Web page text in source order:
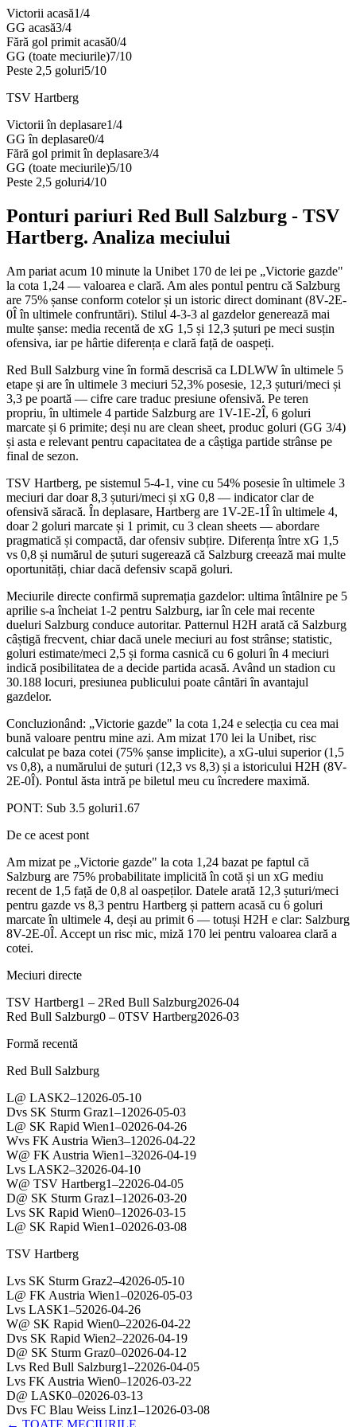
Victorii acasă1/4
GG acasă3/4
Fără gol primit acasă0/4
GG (toate meciurile)7/10
Peste 2,5 goluri5/10
TSV Hartberg
Victorii în deplasare1/4
GG în deplasare0/4
Fără gol primit în deplasare3/4
GG (toate meciurile)5/10
Peste 2,5 goluri4/10
Ponturi pariuri Red Bull Salzburg - TSV
Hartberg. Analiza meciului
Am pariat acum 10 minute la Unibet 170 de lei pe „Victorie gazde"
la cota 1,24 — valoarea e clară. Am ales pontul pentru că Salzburg
are 75% șanse conform cotelor și un istoric direct dominant (8V-2E-
0Î în ultimele confruntări). Stilul 4-3-3 al gazdelor generează mai
multe șanse: media recentă de xG 1,5 și 12,3 șuturi pe meci susțin
ofensiva, iar pe hârtie diferența e clară față de oaspeți.
Red Bull Salzburg vine în formă descrisă ca LDLWW în ultimele 5
etape și are în ultimele 3 meciuri 52,3% posesie, 12,3 șuturi/meci și
3,3 pe poartă — cifre care traduc presiune ofensivă. Pe teren
propriu, în ultimele 4 partide Salzburg are 1V-1E-2Î, 6 goluri
marcate și 6 primite; deși nu are clean sheet, produc goluri (GG 3/4)
și asta e relevant pentru capacitatea de a câștiga partide strânse pe
final de sezon.
TSV Hartberg, pe sistemul 5-4-1, vine cu 54% posesie în ultimele 3
meciuri dar doar 8,3 șuturi/meci și xG 0,8 — indicator clar de
ofensivă săracă. În deplasare, Hartberg are 1V-2E-1Î în ultimele 4,
doar 2 goluri marcate și 1 primit, cu 3 clean sheets — abordare
pragmatică și compactă, dar ofensiv subțire. Diferența între xG 1,5
vs 0,8 și numărul de șuturi sugerează că Salzburg creează mai multe
oportunități, chiar dacă defensiv scapă goluri.
Meciurile directe confirmă supremația gazdelor: ultima întâlnire pe 5
aprilie s-a încheiat 1-2 pentru Salzburg, iar în cele mai recente
dueluri Salzburg conduce autoritar. Patternul H2H arată că Salzburg
câștigă frecvent, chiar dacă unele meciuri au fost strânse; statistic,
goluri estimate/meci 2,5 și forma casnică cu 6 goluri în 4 meciuri
indică posibilitatea de a decide partida acasă. Având un stadion cu
30.188 locuri, presiunea publicului poate cântări în avantajul
gazdelor.
Concluzionând: „Victorie gazde" la cota 1,24 e selecția cu cea mai
bună valoare pentru mine azi. Am mizat 170 lei la Unibet, risc
calculat pe baza cotei (75% șanse implicite), a xG-ului superior (1,5
vs 0,8), a numărului de șuturi (12,3 vs 8,3) și a istoricului H2H (8V-
2E-0Î). Pontul ăsta intră pe biletul meu cu încredere maximă.
PONT: Sub 3.5 goluri1.67
De ce acest pont
Am mizat pe „Victorie gazde" la cota 1,24 bazat pe faptul că
Salzburg are 75% probabilitate implicită în cotă și un xG mediu
recent de 1,5 față de 0,8 al oaspeților. Datele arată 12,3 șuturi/meci
pentru gazde vs 8,3 pentru Hartberg și pattern acasă cu 6 goluri
marcate în ultimele 4, deși au primit 6 — totuși H2H e clar: Salzburg
8V-2E-0Î. Accept un risc mic, miză 170 lei pentru valoarea clară a
cotei.
Meciuri directe
TSV Hartberg1 – 2Red Bull Salzburg2026-04
Red Bull Salzburg0 – 0TSV Hartberg2026-03
Formă recentă
Red Bull Salzburg
L@ LASK2–1 2026-05-10
Dvs SK Sturm Graz1–1 2026-05-03
L@ SK Rapid Wien1–02026-04-26
Wvs FK Austria Wien3–1 2026-04-22
W@ FK Austria Wien1–32026-04-19
Lvs LASK2–32026-04-10
W@ TSV Hartberg1–22026-04-05
D@ SK Sturm Graz1–1 2026-03-20
Lvs SK Rapid Wien0–1 2026-03-15
L@ SK Rapid Wien1–02026-03-08
TSV Hartberg
Lvs SK Sturm Graz2–42026-05-10
L@ FK Austria Wien1–02026-05-03
Lvs LASK1–52026-04-26
W@ SK Rapid Wien0–22026-04-22
Dvs SK Rapid Wien2–22026-04-19
D@ SK Sturm Graz0–02026-04-12
Lvs Red Bull Salzburg1–22026-04-05
Lvs FK Austria Wien0–1 2026-03-22
D@ LASK0–02026-03-13
Dvs FC Blau Weiss Linz1–1 2026-03-08
← TOATE MECIURILE